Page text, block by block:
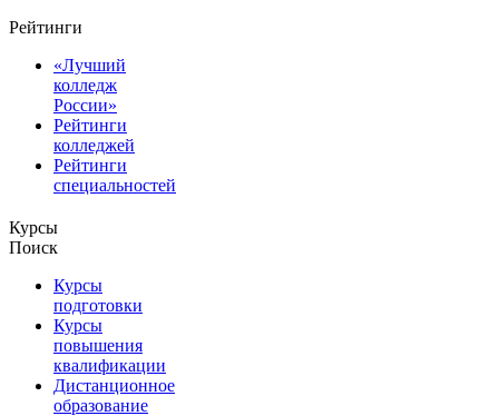
Рейтинги
«Лучший
колледж
России»
Рейтинги
колледжей
Рейтинги
специальностей
Курсы
Поиск
Курсы
подготовки
Курсы
повышения
квалификации
Дистанционное
образование